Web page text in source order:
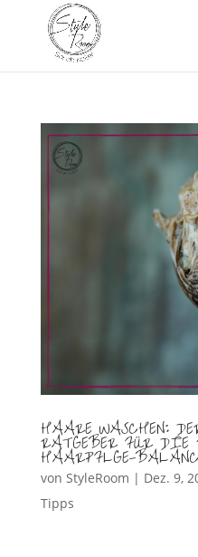
HAARE WASCHEN:
RATGEBER FÜR
HAARPFLGE-
von StyleRoom | Dez. 9,
Tipps